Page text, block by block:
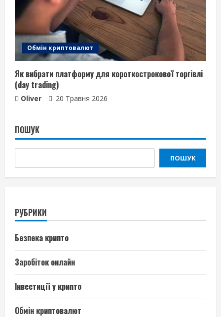
Обмін криптовалют
Як вибрати платформу для короткострокової торгівлі
(day trading)
Oliver 20 Травня 2026
ПОШУК
ПОШУК
РУБРИКИ
Безпека крипто
Заробіток онлайн
Інвестиції у крипто
Обмін криптовалют